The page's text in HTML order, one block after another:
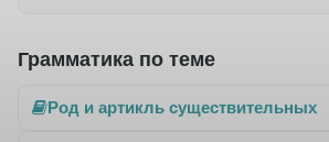
Грамматика по теме
Род и артикль существительных